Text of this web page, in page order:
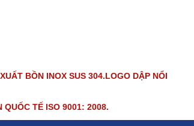
BỒN INOX SUS 304.LOGO DẬP NỔI
TẾ ISO 9001: 2008.